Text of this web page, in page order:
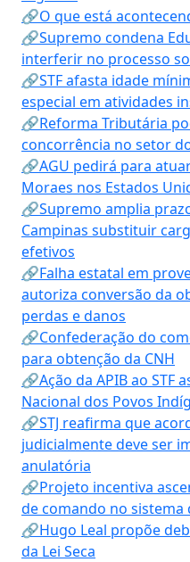
🔗O que está
🔗Supremo condena
interferir no processo
🔗STF afasta idade
especial em atividades
🔗Reforma Tributária
concorrência no setor
🔗AGU pedirá para
Moraes nos Estados
🔗Supremo amplia
Campinas substituir
efetivos
🔗Falha estatal em
autoriza conversão da
perdas e danos
🔗Confederação do
para obtenção da CNH
🔗Ação da APIB ao STF
Nacional dos Povos
🔗STJ reafirma que
judicialmente deve ser
anulatória
🔗Projeto incentiva
de comando no sistema
🔗Hugo Leal propõe
da Lei Seca